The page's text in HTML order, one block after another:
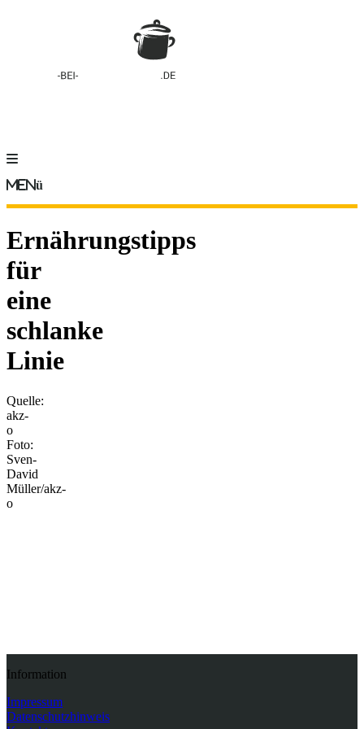
Menü
Ernährungstipps
für
eine
schlanke
Linie
Quelle:
akz-
o
Foto:
Sven-
David
Müller/akz-
o
Information
Impressum
Datenschutzhinweis